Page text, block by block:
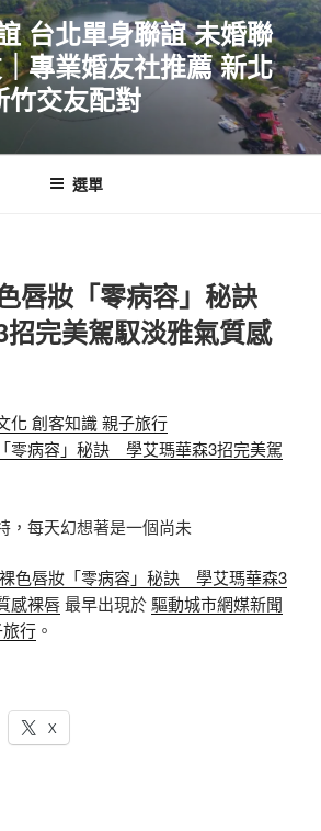
台北單身聯誼 未婚聯
專業婚友社推薦 新北
交友配對
選單
唇妝「零病容」秘訣
完美駕馭淡雅氣質感
化 創客知識 親子旅行
零病容」秘訣 學艾瑪華森3招完美駕
，每天幻想著是一個尚未
色唇妝「零病容」秘訣 學艾瑪華森3
感裸唇最早出現於驅動城市網媒新聞
行 。
X